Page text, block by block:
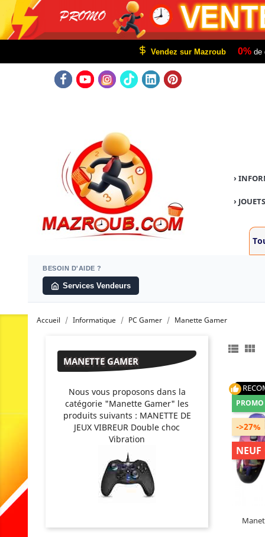
Vendez sur Mazroub 0% de
›
›
BESOIN D'AIDE ?
Services Vendeurs
Accueil Informatique PC Gamer Manette Gamer
MANETTE GAMER
Nous vous proposons dans la
catégorie "Manette Gamer" les
produits suivants : MANETTE DE
JEUX VIBREUR Double choc
Vibration
 
thumb_up
->27%
NEUF
USB
Batterie